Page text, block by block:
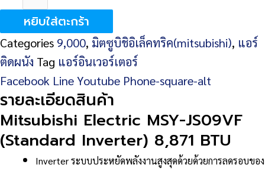
Mitsubishi
Electric
MSY-
JS09VF
(Standard
Inverter)
8,871
BTU
หยิบใส่ตะกร้า
Categories 9,000, มิตซูบิชิอิเล็คทริค(mitsubishi), แอร์
ติดผนัง Tag แอร์อินเวอร์เตอร์
Facebook LineYoutube Phone-square-alt
รายละเอียดสินค้า
Mitsubishi Electric MSY-JS09VF
(Standard Inverter) 8,871 BTU
Inverter ระบบประหยัดพลังงานสูงสุดด้วยด้วยการลดรอบของ